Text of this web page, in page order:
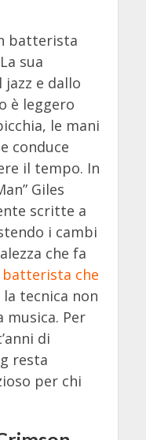
batterista
sua
jazz e dallo
è leggero
le mani
conduce
il tempo. In
Giles
scritte a
i cambi
che fa
batterista che
la tecnica non
musica. Per
di
resta
per chi